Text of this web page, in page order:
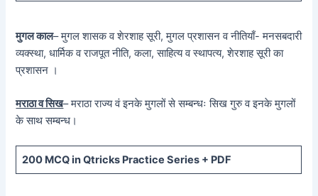
मुगल काल– मुगल शासक व शेरशाह सूरी, मुगल प्रशासन व नीतियाँ- मनसबदारी
व्यक्स्था, धार्मिक व राजपूत नीति, कला, साहित्य व स्थापत्य, शेरशाह सूरी का
प्रशासन ।
मराठा व सिख– मराठा राज्य वं इनके मुगलों से सम्बन्धः सिख गुरु व इनके मुगलों
के साथ सम्बन्ध।
200 MCQ in Qtricks Practice Series + PDF